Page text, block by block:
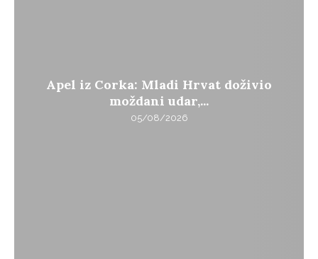
Apel iz Corka: Mladi Hrvat doživio
moždani udar,...
05/08/2026